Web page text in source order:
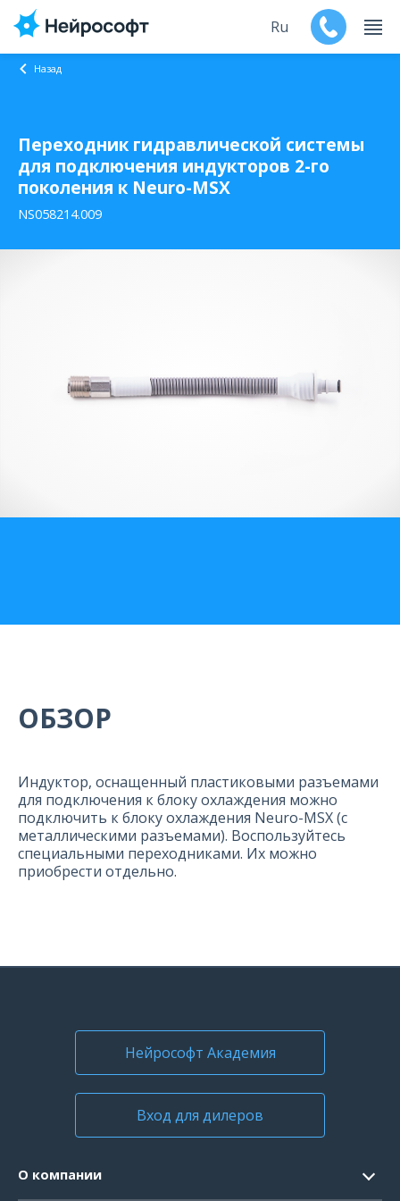
Продукты
Поддержка
Ru
Назад
Переходник гидравлической системы
для подключения индукторов 2-го
поколения к Neuro-MSX
NS058214.009
ОБЗОР
Индуктор, оснащенный пластиковыми разъемами
для подключения к блоку охлаждения можно
подключить к блоку охлаждения Neuro-MSX (с
металлическими разъемами). Воспользуйтесь
специальными переходниками. Их можно
приобрести отдельно.
Нейрософт Академия
Вход для дилеров
О компании